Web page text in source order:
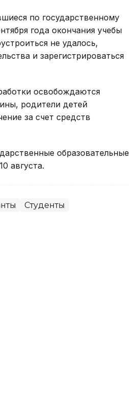
по государственному
года окончания учебы
не удалось,
и зарегистрироваться
освобождаются
родители детей
за счет средств
образовательные
августа.
Студенты